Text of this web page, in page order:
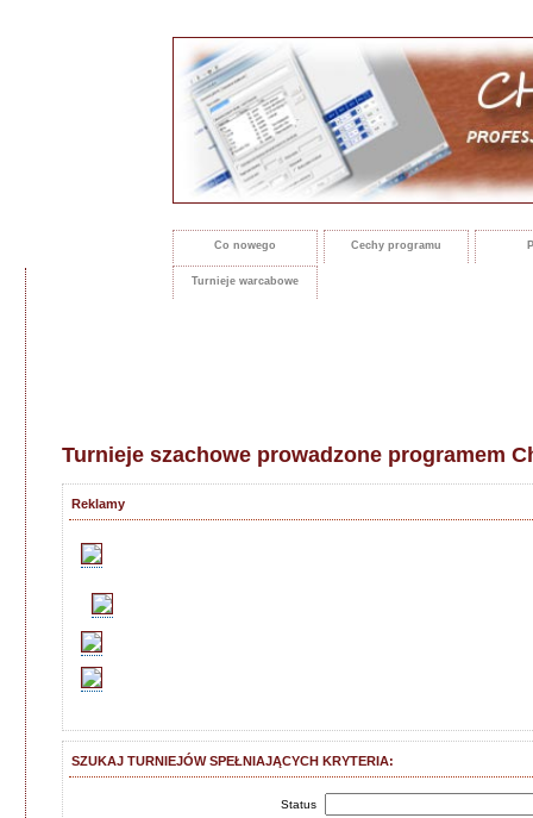
Co nowego Cechy programu
Turnieje warcabowe
Turnieje szachowe prowadzone programem
Reklamy
SZUKAJ TURNIEJÓW SPEŁNIAJĄCYCH KRYTERIA:
Status